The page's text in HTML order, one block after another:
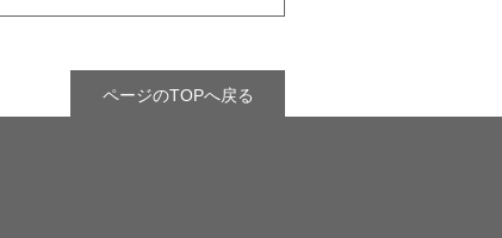
ページのTOPへ戻る